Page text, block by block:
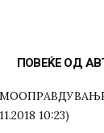
ПОВЕЌЕ ОД
10:23)